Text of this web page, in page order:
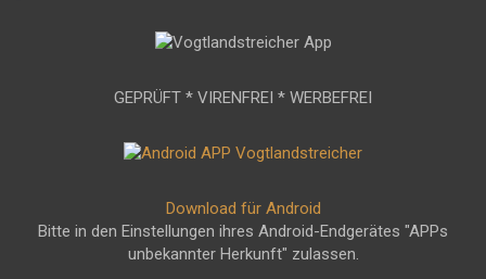
GEPRÜFT * VIRENFREI * WERBEFREI
Download für Android
Bitte in den Einstellungen ihres Android-Endgerätes "APPs
unbekannter Herkunft" zulassen.